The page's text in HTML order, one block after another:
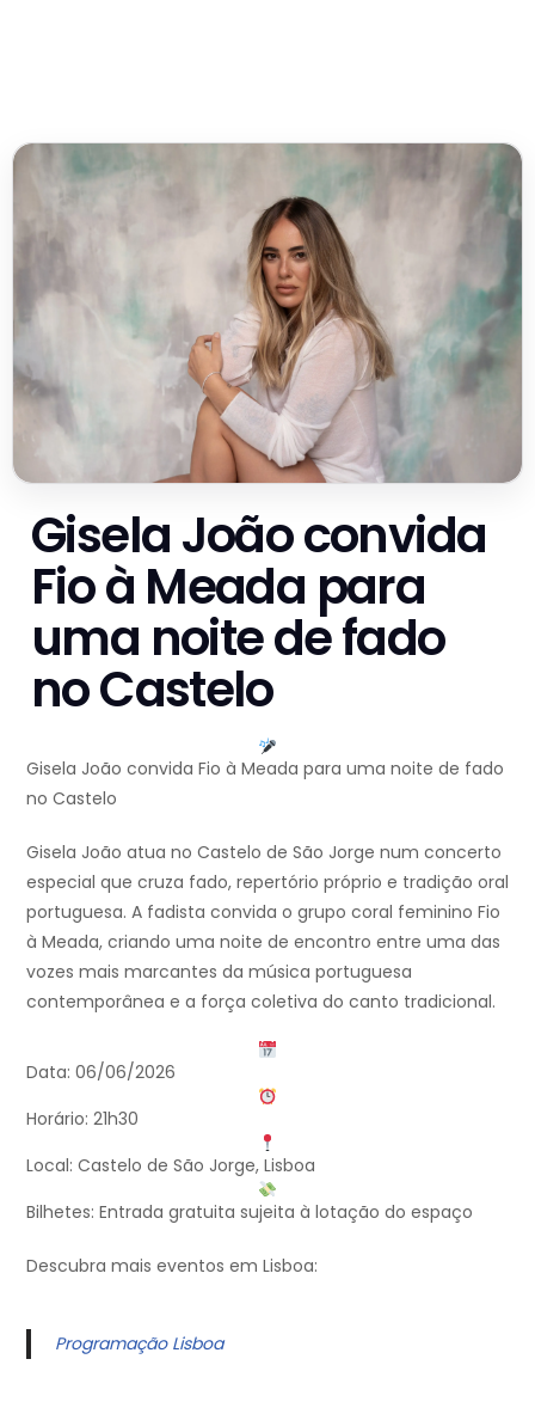
Gisela João convida
Fio à Meada para
uma noite de fado
no Castelo
Gisela João convida Fio à Meada para uma noite de fado
no Castelo
Gisela João atua no Castelo de São Jorge num concerto
especial que cruza fado, repertório próprio e tradição oral
portuguesa. A fadista convida o grupo coral feminino Fio
à Meada, criando uma noite de encontro entre uma das
vozes mais marcantes da música portuguesa
contemporânea e a força coletiva do canto tradicional.
Data: 06/06/2026
Horário: 21h30
Local: Castelo de São Jorge, Lisboa
Bilhetes: Entrada gratuita sujeita à lotação do espaço
Descubra mais eventos em Lisboa:
Programação Lisboa